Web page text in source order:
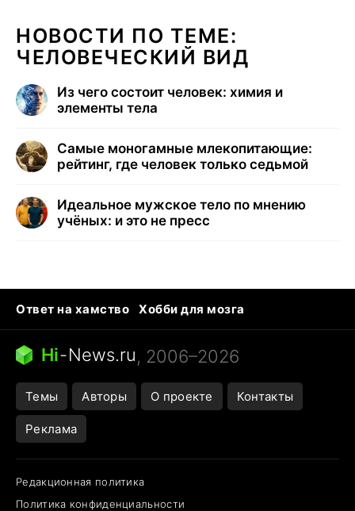
НОВОСТИ ПО ТЕМЕ:
ЧЕЛОВЕЧЕСКИЙ ВИД
Из чего состоит человек: химия и
элементы тела
Самые моногамные млекопитающие:
рейтинг, где человек только седьмой
Идеальное мужское тело по мнению
учёных: и это не пресс
Ответ на хамство
Хобби для мозга
Бензин 100 vs 95
Тунцы в океанариуме
Следующая пандемия
Hi-News.ru, 2006–2026
Темы Авторы О проекте Контакты
Реклама
Редакционная политика
Политика конфиденциальности